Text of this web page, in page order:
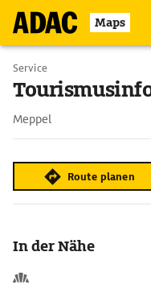
Maps
Service
Meppel
Route planen
In der Nähe